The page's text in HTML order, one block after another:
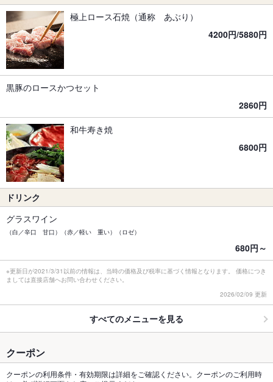
極上ロース石焼（通称 あぶり）
4200円/5880円
黒豚のロースかつセット
2860円
和牛寿き焼
6800円
ドリンク
グラスワイン
（白／辛口 甘口）（赤／軽い 重い）（ロゼ）
680円～
※更新日が2021/3/31以前の情報は、当時の価格及び税率に基づく情報となります。 価格につき
ましては直接店舗へお問い合わせください。
2026/02/09 更新
すべてのメニューを見る
クーポン
クーポンの利用条件・有効期限は詳細をご確認ください。クーポンのご利用時